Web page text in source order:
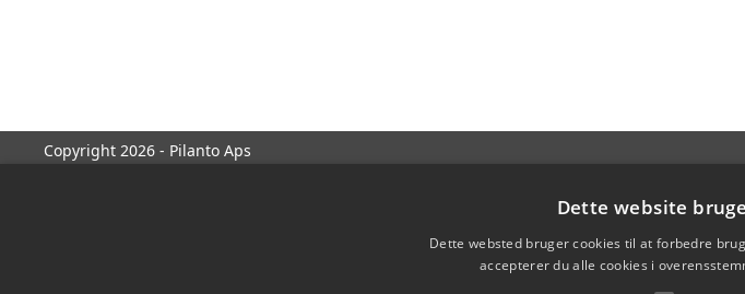
Copyright 2026 - Pilanto Aps
Dette website
Dette websted bruger cookies til at forbedre
accepterer du alle cookies i